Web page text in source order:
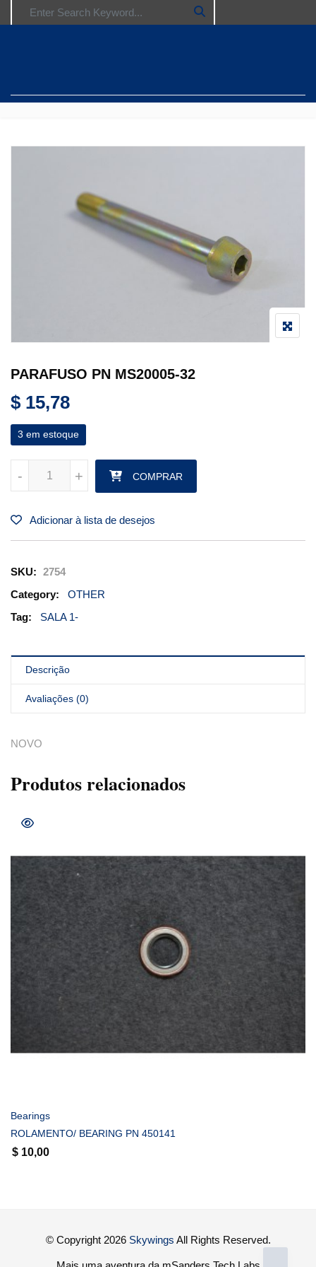
PARAFUSO PN MS20005-32
$ 15,78
3 em estoque
PARAFUSO PN MS20005-32 quantidade
+
- +
- COMPRAR
Adicionar à lista de desejos
SKU: 2754
Category:
OTHER
Tag:
SALA 1-
Descrição
Avaliações (0)
NOVO
Produtos relacionados
Bearings
ROLAMENTO/ BEARING PN 450141
$ 10,00
© Copyright 2026 Skywings All Rights Reserved.